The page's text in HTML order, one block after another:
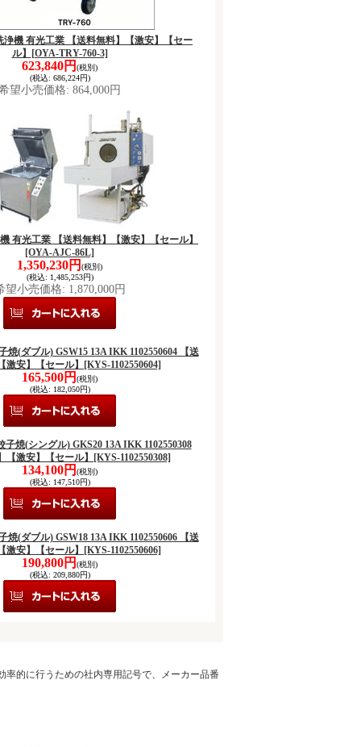
浄機 有光工業 【送料無料】【激安】【セー
ル】
[OYA-TRY-760-3]
623,840円 (税別)
(税込: 686,224円)
望小売価格: 864,000円
有光工業 【送料無料】【激安】【セール】
[OYA-AJC-86L]
1,350,230円 (税別)
(税込: 1,485,253円)
望小売価格: 1,870,000円
焼(ダブル) GSW15 13A IKK 1102550604 【送
激安】【セール】
[KYS-1102550604]
165,500円 (税別)
(税込: 182,050円)
焼(シングル) GKS20 13A IKK 1102550308
【激安】【セール】
[KYS-1102550308]
134,100円 (税別)
(税込: 147,510円)
焼(ダブル) GSW18 13A IKK 1102550606 【送
激安】【セール】
[KYS-1102550606]
190,800円 (税別)
(税込: 209,880円)
率的に行うための社内専用記号で、メーカー品番